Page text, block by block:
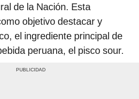
de la Nación. Esta
objetivo destacar y
el ingrediente principal de
peruana, el pisco sour.